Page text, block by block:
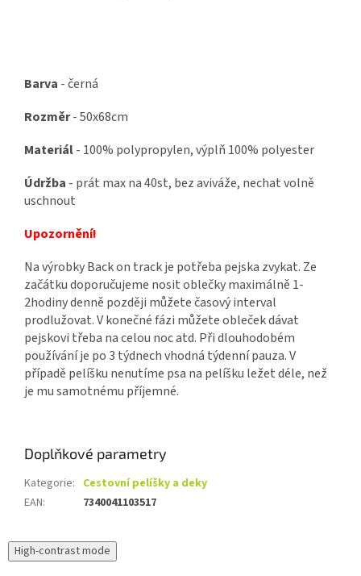
Barva - černá
Rozměr- 50x68cm
Materiál- 100% polypropylen, výplň 100% polyester
Údržba - prát max na 40st, bez aviváže, nechat volně
uschnout
Upozornění!
Na výrobky Back on track je potřeba pejska zvykat. Ze
začátku doporučujeme nosit oblečky maximálně 1-
2hodiny denně později můžete časový interval
prodlužovat. V konečné fázi můžete obleček dávat
pejskovi třeba na celou noc atd. Při dlouhodobém
používání je po 3 týdnech vhodná týdenní pauza. V
případě pelíšku nenutíme psa na pelíšku ležet déle, než
je mu samotnému příjemné.
Doplňkové parametry
Kategorie: Cestovní pelíšky a deky
EAN: 7340041103517
High-contrast mode